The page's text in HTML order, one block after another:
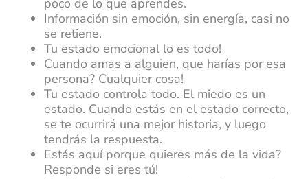
poco de lo que aprendes.
Información sin emoción, sin energía, casi no
se retiene.
Tu estado emocional lo es todo!
Cuando amas a alguien, que harías por esa
persona? Cualquier cosa!
Tu estado controla todo. El miedo es un
estado. Cuando estás en el estado correcto,
se te ocurrirá una mejor historia, y luego
tendrás la respuesta.
Estás aquí porque quieres más de la vida?
Responde si eres tú!